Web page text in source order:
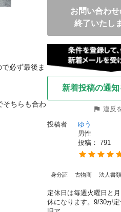
必ず最後ま
そちらも合わ
お問い合わ
終了いたし
新着投稿の通
違反
投稿者
ゆう
男性
投稿： 791
身分証 古物商 法人書類
定休日は毎週火曜日と
休になります。9/30が定